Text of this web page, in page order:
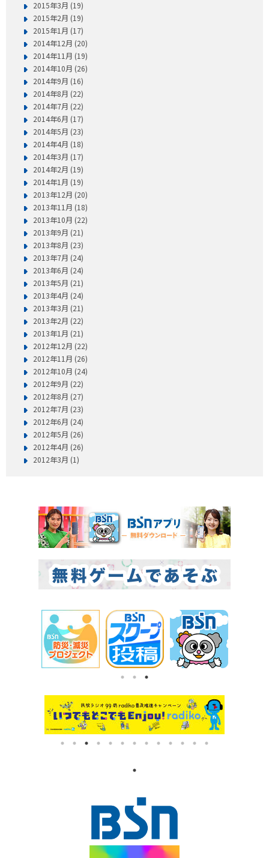
2015年3月 (19)
2015年2月 (19)
2015年1月 (17)
2014年12月 (20)
2014年11月 (19)
2014年10月 (26)
2014年9月 (16)
2014年8月 (22)
2014年7月 (22)
2014年6月 (17)
2014年5月 (23)
2014年4月 (18)
2014年3月 (17)
2014年2月 (19)
2014年1月 (19)
2013年12月 (20)
2013年11月 (18)
2013年10月 (22)
2013年9月 (21)
2013年8月 (23)
2013年7月 (24)
2013年6月 (24)
2013年5月 (21)
2013年4月 (24)
2013年3月 (21)
2013年2月 (22)
2013年1月 (21)
2012年12月 (22)
2012年11月 (26)
2012年10月 (24)
2012年9月 (22)
2012年8月 (27)
2012年7月 (23)
2012年6月 (24)
2012年5月 (26)
2012年4月 (26)
2012年3月 (1)